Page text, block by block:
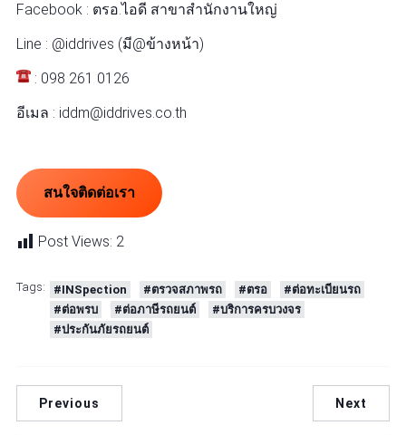
Facebook : ตรอ.ไอดี สาขาสำนักงานใหญ่
Line : @iddrives (มี@ข้างหน้า)
: 098 261 0126
อีเมล : iddm@iddrives.co.th
สนใจติดต่อเรา
Post Views: 2
Tags: #INSpection #ตรวจสภาพรถ #ตรอ
#ต่อทะเบียนรถ
#ต่อพรบ
#ต่อภาษีรถยนต์
#บริการครบวงจร
#ประกันภัยรถยนต์
Previous Next